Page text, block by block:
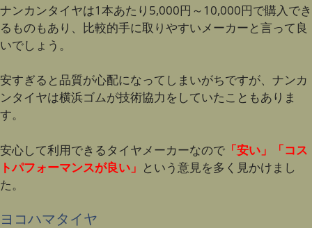
ナンカンタイヤは1本あたり5,000円～10,000円で購入でき
るものもあり、比較的手に取りやすいメーカーと言って良
いでしょう。
安すぎると品質が心配になってしまいがちですが、ナンカ
ンタイヤは横浜ゴムが技術協力をしていたこともありま
す。
安心して利用できるタイヤメーカーなので 「安い」「コス
トパフォーマンスが良い」 という意見を多く見かけまし
た。
ヨコハマタイヤ